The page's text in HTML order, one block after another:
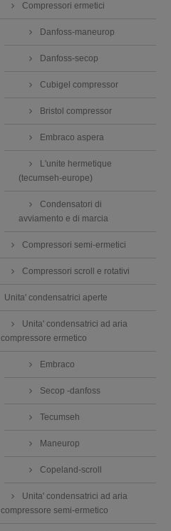
Compressori ermetici
Danfoss-maneurop
Danfoss-secop
Cubigel compressor
Bristol compressor
Embraco aspera
L'unite hermetique
(tecumseh-europe)
Condensatori di
avviamento e di marcia
Compressori semi-ermetici
Compressori scroll e rotativi
Unita' condensatrici aperte
Unita' condensatrici ad aria
compressore ermetico
Embraco
Secop -danfoss
Tecumseh
Maneurop
Copeland-scroll
Unita' condensatrici ad aria
compressore semi-ermetico